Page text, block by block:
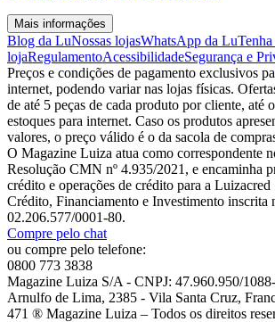
Mais informações
Blog da LuNossas lojasWhatsApp da LuTenha
lojaRegulamentoAcessibilidadeSegurança e
Preços e condições de pagamento exclusivos
internet, podendo variar nas lojas físicas.
de até 5 peças de cada produto por cliente, até
estoques para internet. Caso os produtos
valores, o preço válido é o da sacola de
O Magazine Luiza atua como correspondente
Resolução CMN nº 4.935/2021, e encaminha
crédito e operações de crédito para a
Crédito, Financiamento e Investimento inscrita
02.206.577/0001-80.
Compre pelo chat
ou compre pelo telefone:
0800 773 3838
Magazine Luiza S/A - CNPJ: 47.960.950/
Arnulfo de Lima, 2385 - Vila Santa Cruz,
471 ® Magazine Luiza – Todos os direitos